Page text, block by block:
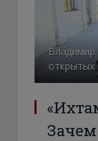
открытых